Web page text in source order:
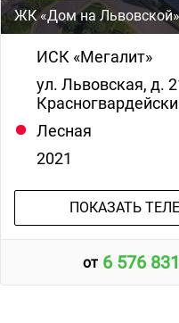
ЖК «Дом на Львовской»
ИСК «Мегалит»
ул. Львовская, д.
Лесная
2021
ПОКАЗАТЬ
от 6 576